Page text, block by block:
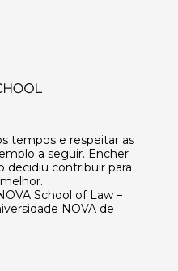
tempos e respeitar as
a seguir. Encher
decidiu contribuir para
School of Law –
NOVA de